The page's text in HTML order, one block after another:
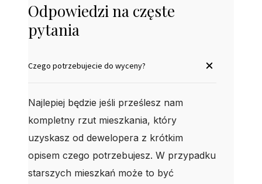
Odpowiedzi na częste
pytania
Czego potrzebujecie do wyceny?
Najlepiej będzie jeśli prześlesz nam
kompletny rzut mieszkania, który
uzyskasz od dewelopera z krótkim
opisem czego potrzebujesz. W przypadku
starszych mieszkań może to być